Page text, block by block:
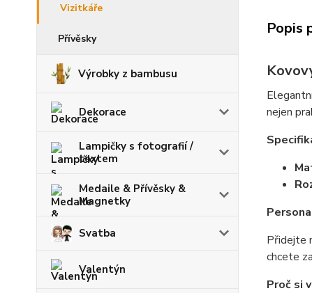
Vizitkáře
Přívěsky
Výrobky z bambusu
Dekorace
Lampičky s fotografií /
textem
Medaile & Přívěsky &
Magnetky
Svatba
Valentýn
Popis
nejen
Přidejte
chcete
Proč si